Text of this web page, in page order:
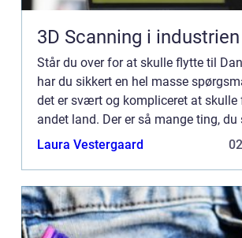
3D Scanning i industrien
Står du over for at skulle flytte til
har du sikkert en hel masse
det er svært og kompliceret at skulle
andet land. Der er så mange ting,
dig ind i. Bare sådan noget som,
Laura Vestergaard